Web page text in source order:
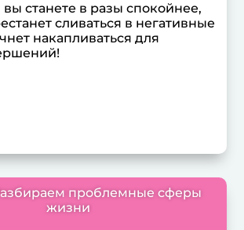
вы станете в разы спокойнее,
сливаться в негативные
накапливаться для
проблемные сферы
жизни